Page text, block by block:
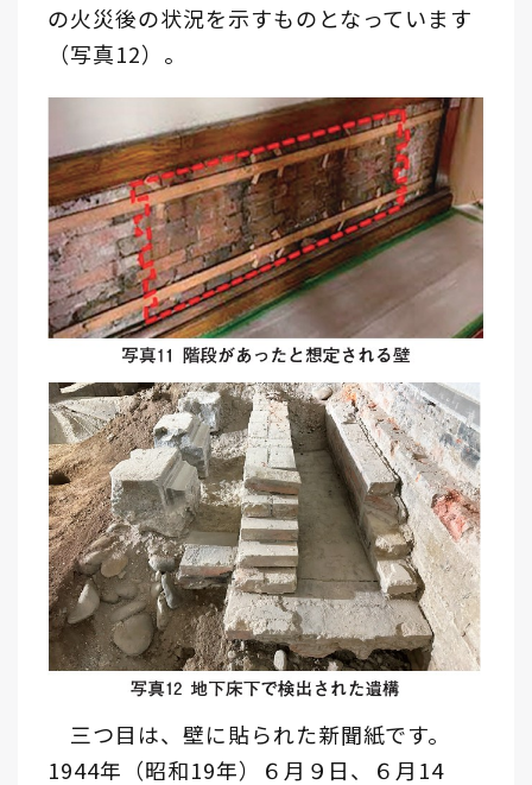
の火災後の状況を示すものとなっています
（写真12）。
三つ目は、壁に貼られた新聞紙です。
1944年（昭和19年）６月９日、６月14